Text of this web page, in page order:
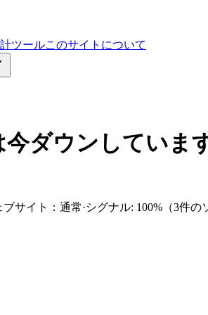
ツールこのサイトについて
今ダウンしていま
ブサイト：通常·シグナル: 100% （3件の